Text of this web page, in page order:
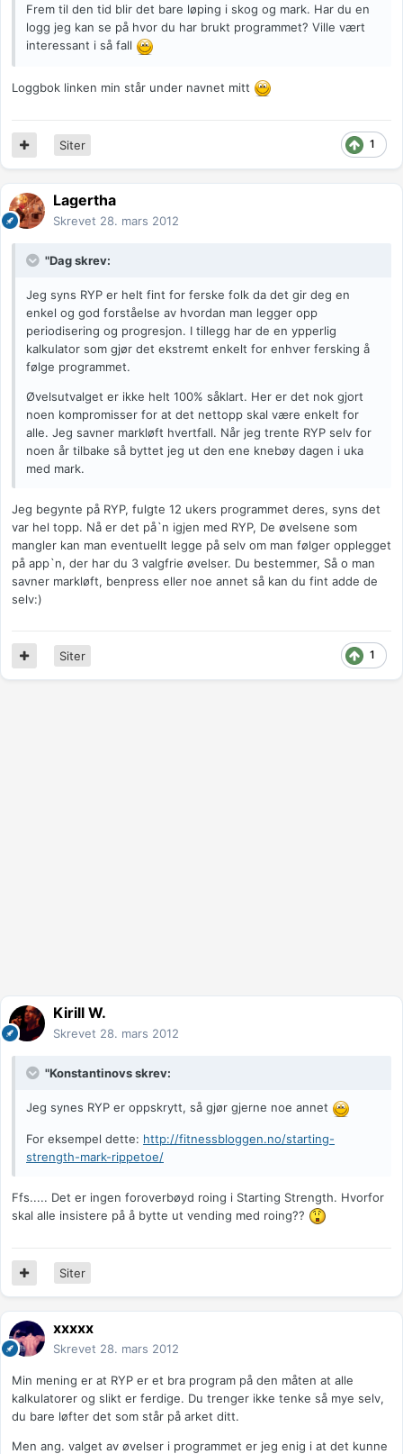
Frem til den tid blir det bare løping i skog og mark. Har du en
logg jeg kan se på hvor du har brukt programmet? Ville vært
interessant i så fall
Loggbok linken min står under navnet mitt
1
Siter
Lagertha
Skrevet 28. mars 2012
"Dag skrev:
Jeg syns RYP er helt fint for ferske folk da det gir deg en
enkel og god forståelse av hvordan man legger opp
periodisering og progresjon. I tillegg har de en ypperlig
kalkulator som gjør det ekstremt enkelt for enhver fersking å
følge programmet.
Øvelsutvalget er ikke helt 100% såklart. Her er det nok gjort
noen kompromisser for at det nettopp skal være enkelt for
alle. Jeg savner markløft hvertfall. Når jeg trente RYP selv for
noen år tilbake så byttet jeg ut den ene knebøy dagen i uka
med mark.
Jeg begynte på RYP, fulgte 12 ukers programmet deres, syns det
var hel topp. Nå er det på`n igjen med RYP, De øvelsene som
mangler kan man eventuellt legge på selv om man følger opplegget
på app`n, der har du 3 valgfrie øvelser. Du bestemmer, Så o man
savner markløft, benpress eller noe annet så kan du fint adde de
selv:)
1
Siter
Kirill W.
Skrevet 28. mars 2012
"Konstantinovs skrev:
Jeg synes RYP er oppskrytt, så gjør gjerne noe annet
For eksempel dette: http://fitnessbloggen.no/starting-
strength-mark-rippetoe/
Ffs..... Det er ingen foroverbøyd roing i Starting Strength. Hvorfor
skal alle insistere på å bytte ut vending med roing??
Siter
xxxxx
Skrevet 28. mars 2012
Min mening er at RYP er et bra program på den måten at alle
kalkulatorer og slikt er ferdige. Du trenger ikke tenke så mye selv,
du bare løfter det som står på arket ditt.
Men ang. valget av øvelser i programmet er jeg enig i at det kunne